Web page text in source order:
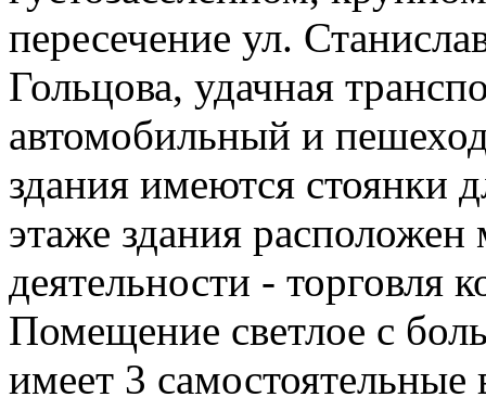
пересечение ул.
Гольцова, удачная
автомобильный и
здания имеются стоянки
этаже здания расположен
деятельности - торговля
Помещение светлое с
имеет 3